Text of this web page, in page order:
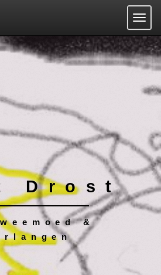
Drost
&